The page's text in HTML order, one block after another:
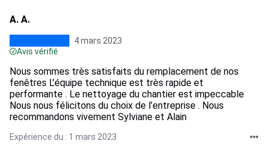
A. A.
4 mars 2023
Avis vérifié
Nous sommes très satisfaits du remplacement de nos
fenêtres L’équipe technique est très rapide et
performante . Le nettoyage du chantier est impeccable
Nous nous félicitons du choix de l’entreprise . Nous
recommandons vivement Sylviane et Alain
Expérience du : 1 mars 2023